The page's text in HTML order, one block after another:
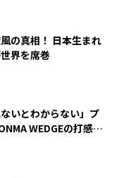
の真相！ 日本生まれ
界を席巻
いとわからない」プ
WEDGEの打感と